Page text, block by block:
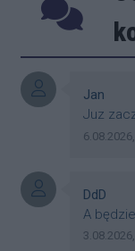
Autor
Jan
Treść
Juz
Data
Autor
DdD
Treść
A
Data